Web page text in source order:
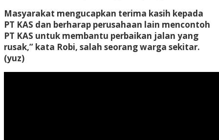
Masyarakat mengucapkan terima kasih kepada
PT KAS dan berharap perusahaan lain mencontoh
PT KAS untuk membantu perbaikan jalan yang
rusak,” kata Robi, salah seorang warga sekitar.
(yuz)